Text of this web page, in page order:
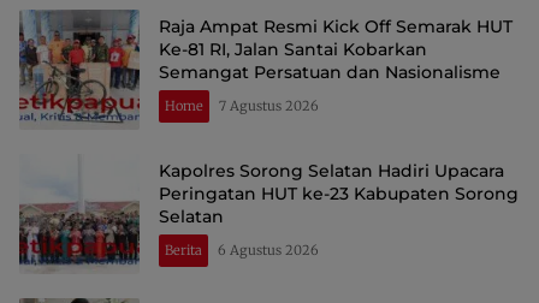
Raja Ampat Resmi Kick Off Semarak HUT
Ke-81 RI, Jalan Santai Kobarkan
Semangat Persatuan dan Nasionalisme
Home 7 Agustus 2026
Kapolres Sorong Selatan Hadiri Upacara
Peringatan HUT ke-23 Kabupaten Sorong
Selatan
Berita 6 Agustus 2026